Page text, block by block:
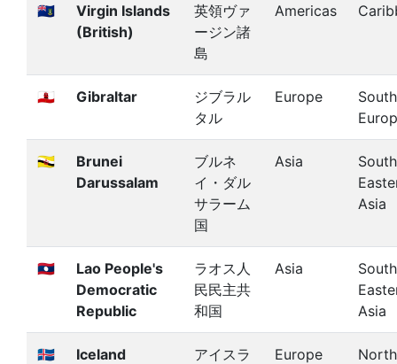
🇻🇬
Virgin Islands
(British)
英領ヴァ
ージン諸
島
Americas
🇬🇮 Gibraltar
ジブラル
タル
Europe
🇧🇳
Brunei
Darussalam
ブルネ
イ・ダル
サラーム
国
Asia
Asia
🇱🇦
Lao People's
Democratic
Republic
ラオス人
民民主共
和国
Asia
Asia
🇮🇸 Iceland
アイスラ
Europe